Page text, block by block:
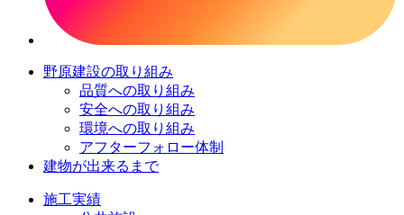
野原建設の取り組み
品質への取り組み
安全への取り組み
環境への取り組み
アフターフォロー体制
建物が出来るまで
施工実績